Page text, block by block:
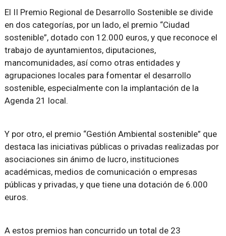
El II Premio Regional de Desarrollo Sostenible se divide
en dos categorías, por un lado, el premio “Ciudad
sostenible”, dotado con 12.000 euros, y que reconoce el
trabajo de ayuntamientos, diputaciones,
mancomunidades, así como otras entidades y
agrupaciones locales para fomentar el desarrollo
sostenible, especialmente con la implantación de la
Agenda 21 local.
Y por otro, el premio “Gestión Ambiental sostenible” que
destaca las iniciativas públicas o privadas realizadas por
asociaciones sin ánimo de lucro, instituciones
académicas, medios de comunicación o empresas
públicas y privadas, y que tiene una dotación de 6.000
euros.
A estos premios han concurrido un total de 23